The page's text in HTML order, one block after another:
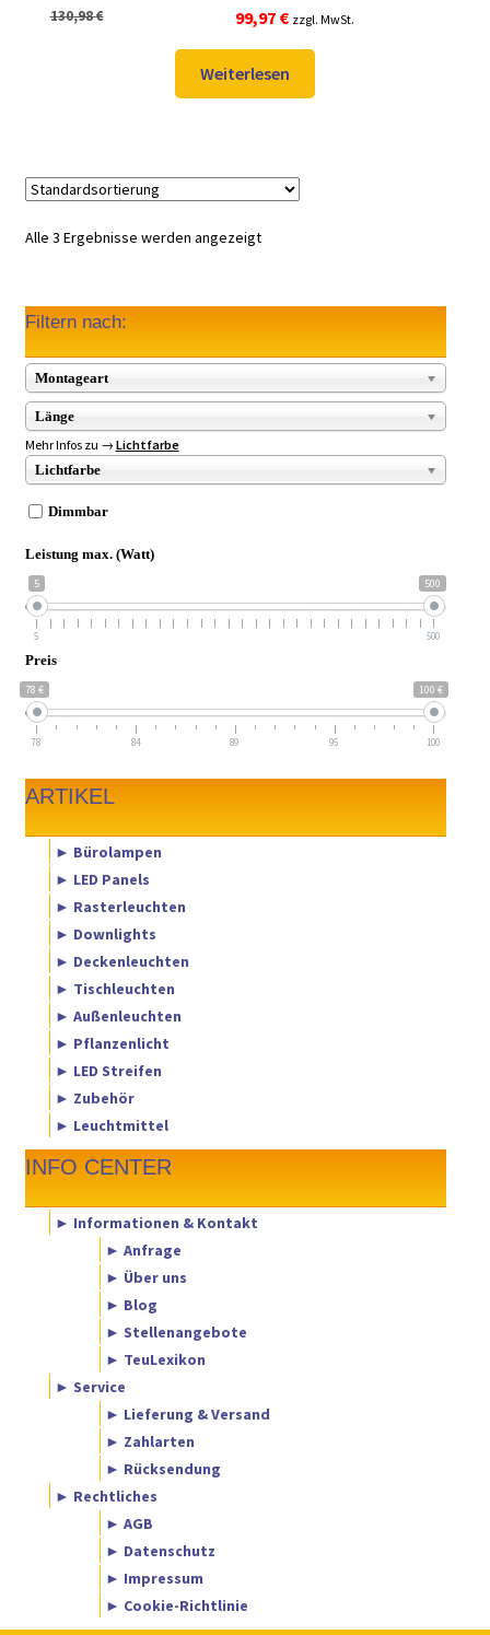
von 5
130,98€
Ursprünglicher
Preis
war:
130,98 €
99,97 €Aktueller
Preis
ist:
99,97 €.
zzgl. MwSt.
Weiterlesen
Alle 3 Ergebnisse werden angezeigt
Filtern nach:
Montageart
Länge
Mehr Infos zu → Lichtfarbe
Lichtfarbe
Dimmbar
Leistung max. (Watt)
5 500
5 500
Preis
78 € 100 €
78 84 89 95 100
ARTIKEL
► Bürolampen
► LED Panels
► Rasterleuchten
► Downlights
► Deckenleuchten
► Tischleuchten
► Außenleuchten
► Pflanzenlicht
► LED Streifen
► Zubehör
► Leuchtmittel
INFO CENTER
► Informationen & Kontakt
► Anfrage
► Über uns
► Blog
► Stellenangebote
► TeuLexikon
► Service
► Lieferung & Versand
► Zahlarten
► Rücksendung
► Rechtliches
► AGB
► Datenschutz
► Impressum
► Cookie-Richtlinie